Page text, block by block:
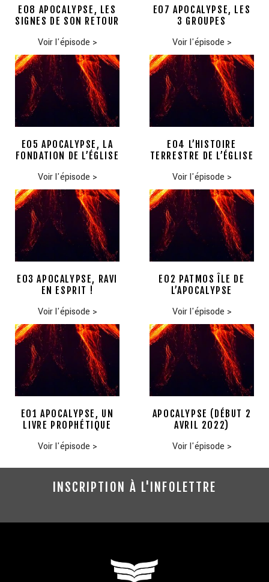
E08 APOCALYPSE, LES
SIGNES DE SON RETOUR
Voir l'épisode >
E07 APOCALYPSE, LES
3 GROUPES
Voir l'épisode >
E05 APOCALYPSE, LA
FONDATION DE L’ÉGLISE
Voir l'épisode >
E04 L’HISTOIRE
TERRESTRE DE L’ÉGLISE
Voir l'épisode >
E03 APOCALYPSE, RAVI
EN ESPRIT !
Voir l'épisode >
E02 PATMOS ÎLE DE
L’APOCALYPSE
Voir l'épisode >
E01 APOCALYPSE, UN
LIVRE PROPHÉTIQUE
Voir l'épisode >
APOCALYPSE (DÉBUT 2
AVRIL 2022)
Voir l'épisode >
INSCRIPTION À L'INFOLETTRE